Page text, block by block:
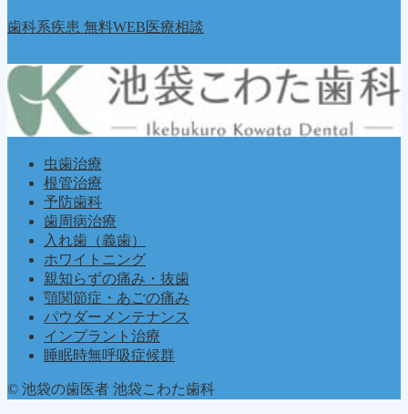
歯科系疾患 無料WEB医療相談
虫歯治療
根管治療
予防歯科
歯周病治療
入れ歯（義歯）
ホワイトニング
親知らずの痛み・抜歯
顎関節症・あごの痛み
パウダーメンテナンス
インプラント治療
睡眠時無呼吸症候群
© 池袋の歯医者 池袋こわた歯科